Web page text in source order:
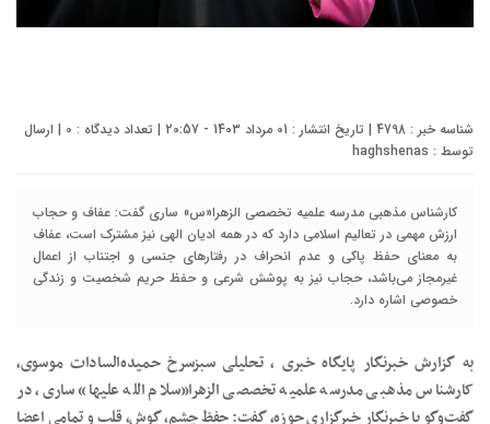
شناسه خبر : 4798 | تاریخ انتشار : 01 مرداد 1403 - 20:57 | تعداد دیدگاه : 0 | ارسال
توسط : haghshenas
کارشناس مذهبی مدرسه علمیه تخصصی الزهرا«س» ساری گفت: عفاف و حجاب
ارزش مهمی در تعالیم اسلامی دارد که در همه ادیان الهی نیز مشترک است، عفاف
به معنای حفظ پاکی و عدم انحراف در رفتارهای جنسی و اجتناب از اعمال
غیرمجاز می‌باشد، حجاب نیز به پوشش شرعی و حفظ حریم شخصیت و زندگی
خصوصی اشاره دارد.
به گزارش خبرنگار پایگاه خبری ، تحلیلی سبزسرخ حمیده‌السادات موسوی،
کارشناس مذهبی مدرسه علمیه تخصصی الزهرا«سلام الله علیها» ساری، در
گفت‌وگو با خبرنگار خبرگزاری حوزه، گفت: حفظ چشم، گوش، قلب و تمامی اعضا